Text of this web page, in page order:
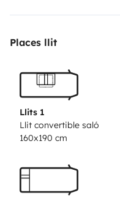
panel, refrigerator,
wardrobe, gas heating
people, outdoor
tank.
Full led interior lighting.
Television with DVD
permanent bunk beds
under left table, 1
Places llit
Llits 1
Llit convertible saló
160x190 cm